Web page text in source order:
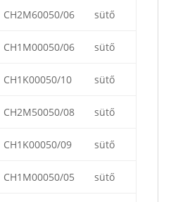
CH2M60050/06 sütő
CH1M00050/06 sütő
CH1K00050/10 sütő
CH2M50050/08 sütő
CH1K00050/09 sütő
CH1M00050/05 sütő